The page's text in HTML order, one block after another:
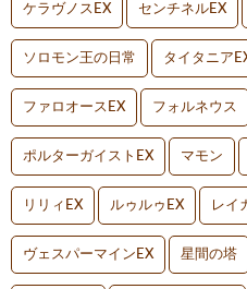
ケラヴノスEX センチネルEX
ソロモン王の日常 タイタニア
ファロオースEX フォルネウス
ポルターガイストEX マモン
リリィEX ルゥルゥEX レイ
ヴェスパーマインEX 星間の塔